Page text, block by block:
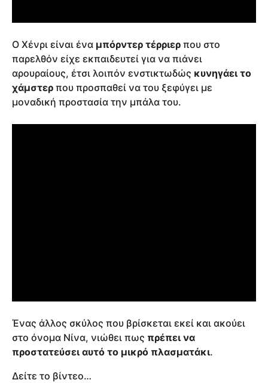
Ο Χένρι είναι ένα μπόρντερ τέρριερ που στο
παρελθόν είχε εκπαιδευτεί για να πιάνει
αρουραίους, έτσι λοιπόν ενστικτωδώς κυνηγάει το
χάμστερ που προσπαθεί να του ξεφύγει με
μοναδική προστασία την μπάλα του.
Ένας άλλος σκύλος που βρίσκεται εκεί και ακούει
στο όνομα Νίνα, νιώθει πως πρέπει να
προστατεύσει αυτό το μικρό πλασματάκι.
Δείτε το βίντεο…